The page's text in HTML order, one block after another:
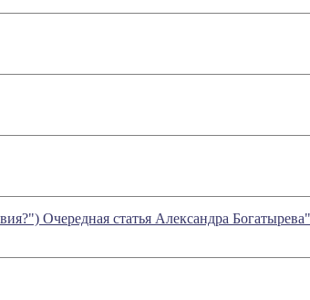
Очередная статья Александра